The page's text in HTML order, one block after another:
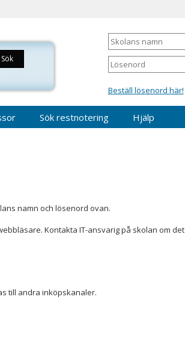
Skolans
namn
Lösenord
Beställ lösenord här!
Sök restnotering Hjälp
namn och lösenord ovan.
Kontakta IT-ansvarig på skolan om det
till andra inköpskanaler.